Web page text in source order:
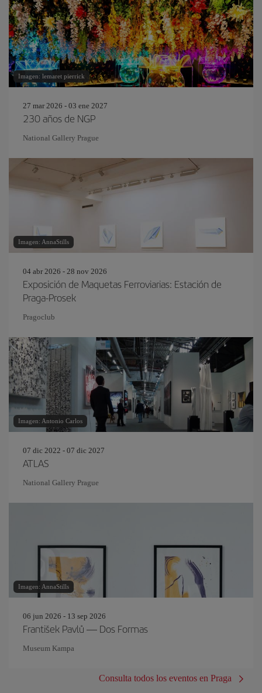
Imagen: lemaret pierrick
27 mar 2026 - 03 ene 2027
230 años de NGP
National Gallery Prague
Imagen: AnnaStills
04 abr 2026 - 28 nov 2026
Exposición de Maquetas Ferroviarias: Estación de
Praga-Prosek
Pragoclub
Imagen: Antonio Carlos
07 dic 2022 - 07 dic 2027
ATLAS
National Gallery Prague
Imagen: AnnaStills
06 jun 2026 - 13 sep 2026
František Pavlů — Dos Formas
Museum Kampa
Consulta todos los eventos en Praga